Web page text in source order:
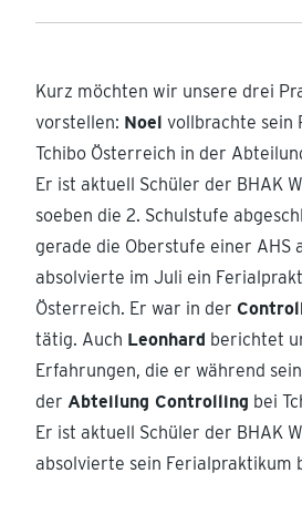
Kurz möchten wir unsere drei
vorstellen: Noel vollbrachte sein
Tchibo Österreich in der
Er ist aktuell Schüler der BHAK
soeben die 2. Schulstufe
gerade die Oberstufe einer AHS
absolvierte im Juli ein
Österreich. Er war in der
tätig. Auch Leonhard berichtet
Erfahrungen, die er während
der Abteilung Controlling bei
Er ist aktuell Schüler der BHAK
absolvierte sein Ferialpraktikum